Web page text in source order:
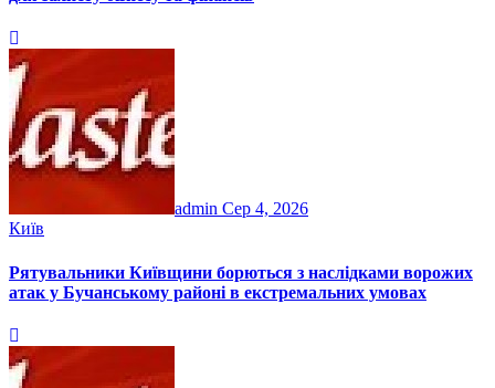
admin Сер 4, 2026
Київ
Рятувальники Київщини борються з наслідками ворожих
атак у Бучанському районі в екстремальних умовах